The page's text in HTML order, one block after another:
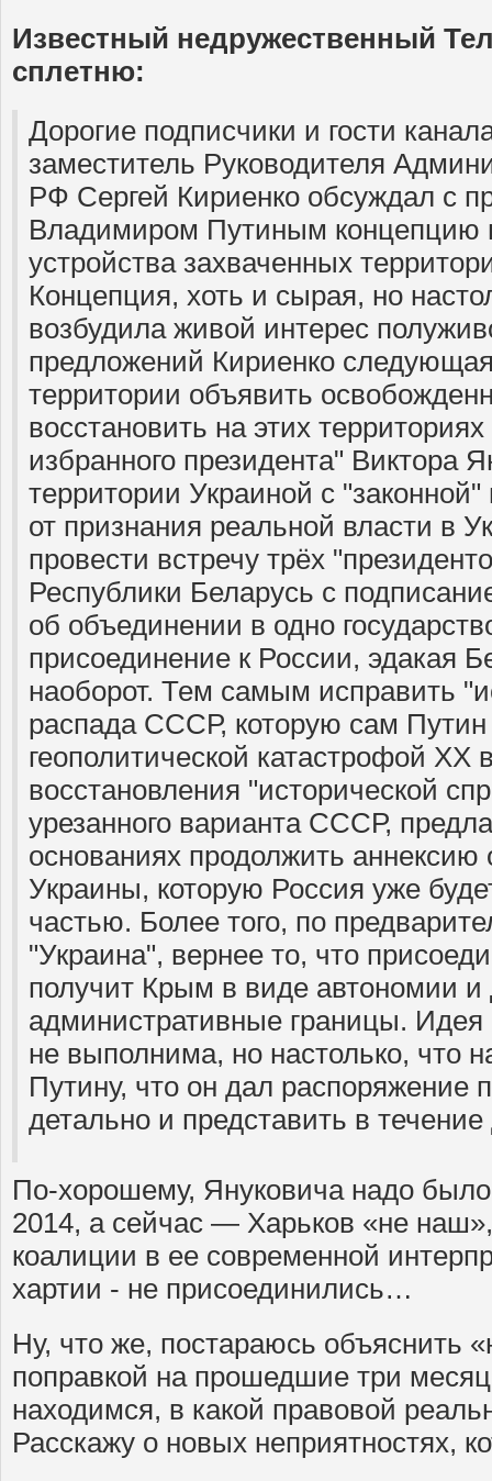
Известный недружественный
сплетню:
Дорогие подписчики и гости
заместитель Руководителя
РФ Сергей Кириенко обсуждал с
Владимиром Путиным концепцию
устройства захваченных
Концепция, хоть и сырая, но
возбудила живой интерес
предложений Кириенко
территории объявить
восстановить на этих
избранного президента" Виктора
территории Украиной с
от признания реальной власти в
провести встречу трёх
Республики Беларусь с
об объединении в одно
присоединение к России, эдакая
наоборот. Тем самым исправить
распада СССР, которую сам Путин
геополитической катастрофой ХХ
восстановления "исторической
урезанного варианта СССР,
основаниях продолжить аннексию
Украины, которую Россия уже
частью. Более того, по
"Украина", вернее то, что
получит Крым в виде автономии и
административные границы. Идея
не выполнима, но настолько, что
Путину, что он дал распоряжение
детально и представить в
По-хорошему, Януковича надо
2014, а сейчас — Харьков «не наш»,
коалиции в ее современной
хартии - не присоединились…
Ну, что же, постараюсь объяснить
поправкой на прошедшие три
находимся, в какой правовой
Расскажу о новых неприятностях,